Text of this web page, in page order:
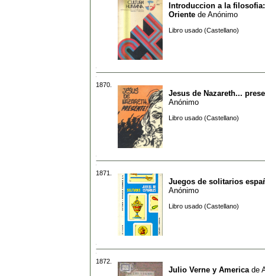
Introduccion a la
Oriente de Anónimo
Libro usado (Castellano)
1870.
Jesus de Nazareth...
Anónimo
Libro usado (Castellano)
1871.
Juegos de solitarios
Anónimo
Libro usado (Castellano)
1872.
Julio Verne y America de